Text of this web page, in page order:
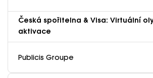
Česká spořitelna & Visa: Virtuální
aktivace
Publicis Groupe